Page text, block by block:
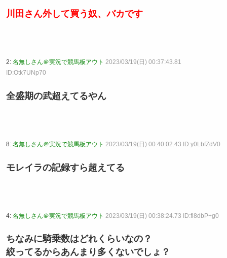
川田さん外して買う奴、バカです
2: 名無しさん＠実況で競馬板アウト 2023/03/19(日) 00:37:43.81
ID:Otk7UNp70
全盛期の武超えてるやん
8: 名無しさん＠実況で競馬板アウト 2023/03/19(日) 00:40:02.43 ID:y0LbfZdV0
モレイラの記録すら超えてる
4: 名無しさん＠実況で競馬板アウト 2023/03/19(日) 00:38:24.73 ID:fi8dbP+g0
ちなみに騎乗数はどれくらいなの？
絞ってるからあんまり多くないでしょ？